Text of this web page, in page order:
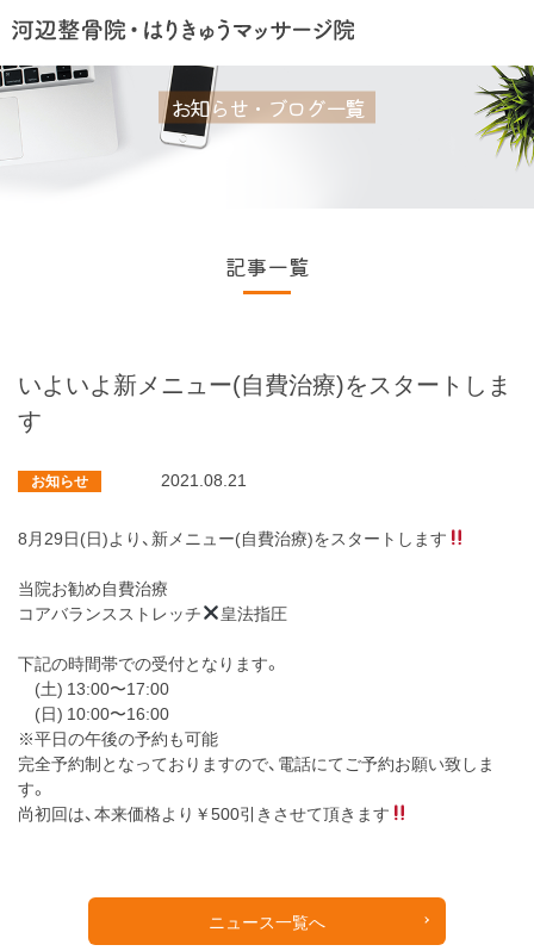
お知らせ・ブログ一覧
記事一覧
いよいよ新メニュー(自費治療)をスタートしま
す
お知らせ 2021.08.21
8月29日(日)より、新メニュー(自費治療)をスタートします
当院お勧め自費治療
コアバランスストレッチ
皇法指圧
下記の時間帯での受付となります。
(土) 13:00〜17:00
(日) 10:00〜16:00
※平日の午後の予約も可能
完全予約制となっておりますので、電話にてご予約お願い致しま
す。
尚初回は、本来価格より￥500引きさせて頂きます
ニュース一覧へ